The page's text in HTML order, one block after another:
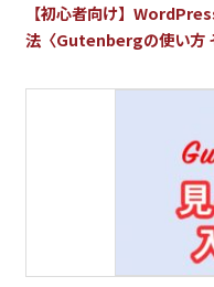
【初心者向け】
法〈Gutenbergの使い方